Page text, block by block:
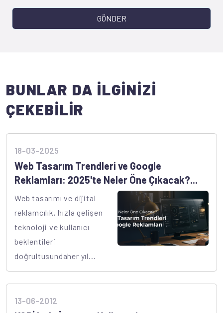
GÖNDER
BUNLAR DA İLGİNİZİ
ÇEKEBİLİR
18-03-2025
Web Tasarım Trendleri ve Google
Reklamları: 2025'te Neler Öne Çıkacak?...
Web tasarımı ve dijital
reklamcılık, hızla gelişen
teknoloji ve kullanıcı
beklentileri
doğrultusundaher yıl...
13-06-2012